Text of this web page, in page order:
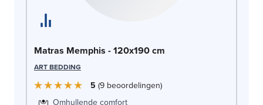
Matras Memphis - 120x190 cm
ART BEDDING
5 9 beoordelingen
Omhullende comfort